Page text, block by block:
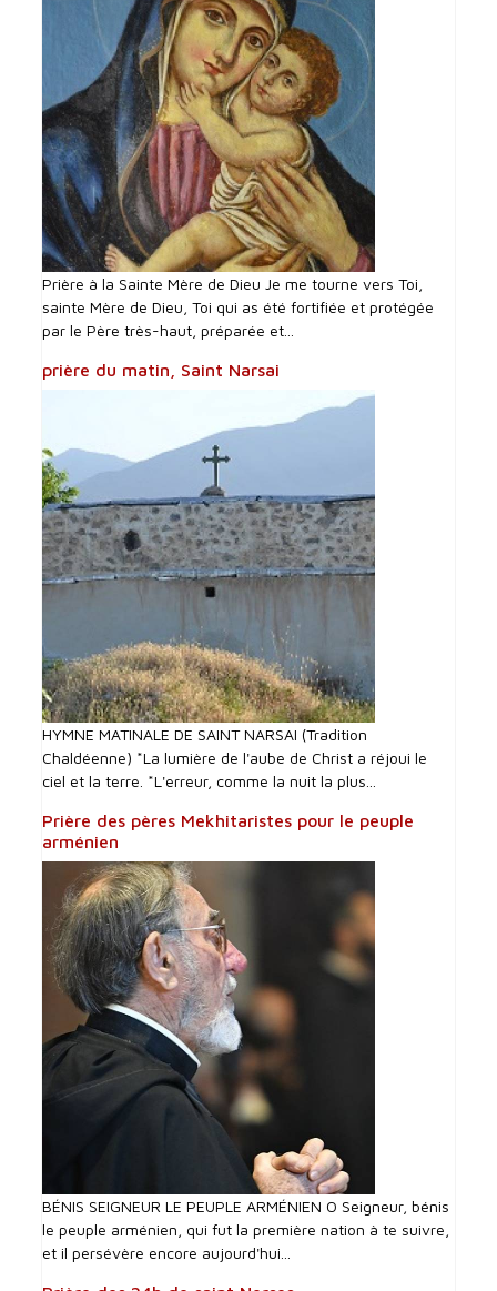
Prière à la Sainte Mère de Dieu Je me tourne vers Toi,
sainte Mère de Dieu, Toi qui as été fortifiée et protégée
par le Père très-haut, préparée et...
prière du matin, Saint Narsai
HYMNE MATINALE DE SAINT NARSAI (Tradition
Chaldéenne) *La lumière de l'aube de Christ a réjoui le
ciel et la terre. *L'erreur, comme la nuit la plus...
Prière des pères Mekhitaristes pour le peuple
arménien
BÉNIS SEIGNEUR LE PEUPLE ARMÉNIEN O Seigneur, bénis
le peuple arménien, qui fut la première nation à te suivre,
et il persévère encore aujourd'hui...